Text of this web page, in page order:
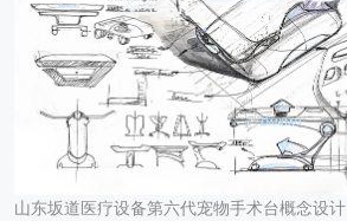
山东坂道医疗设备第六代宠物手术台概念设计